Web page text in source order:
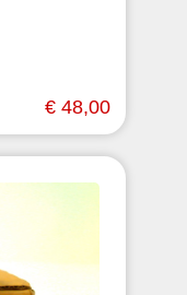
€ 48,00